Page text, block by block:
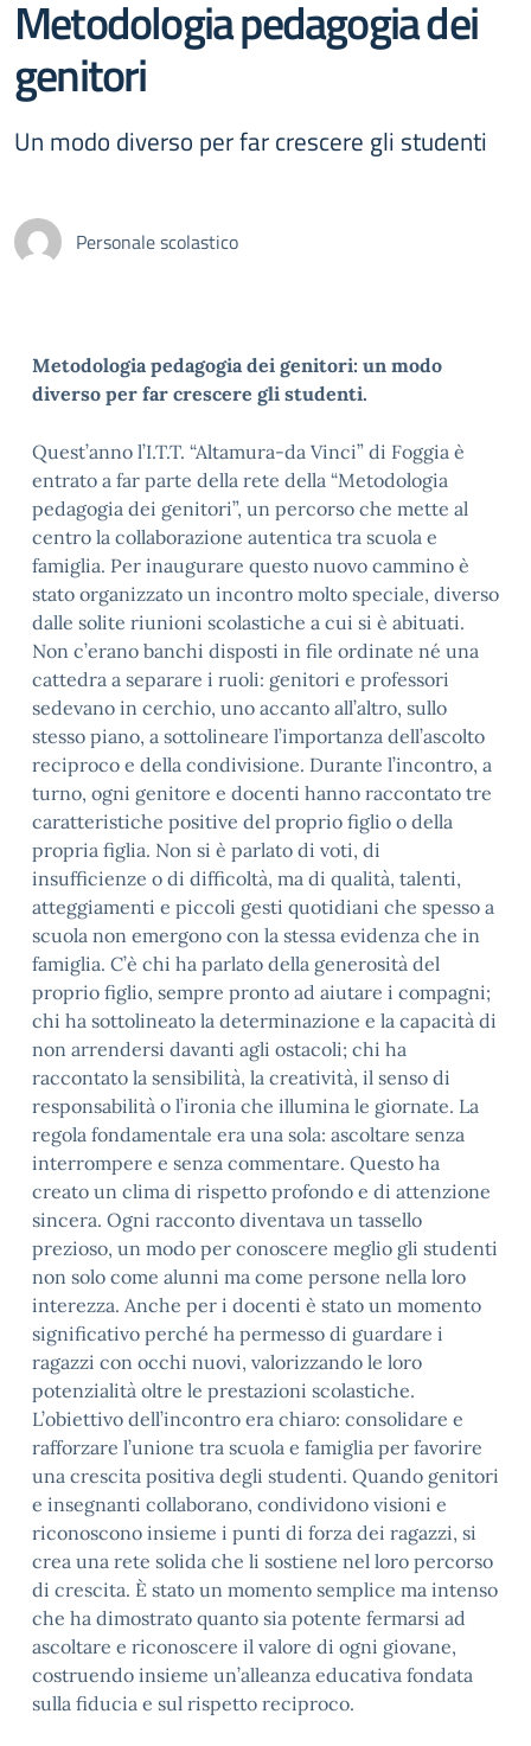
Metodologia pedagogia dei
genitori
Un modo diverso per far crescere gli studenti
Personale scolastico
Metodologia pedagogia dei genitori: un modo
diverso per far crescere gli studenti.
Quest’anno l’I.T.T. “Altamura-da Vinci” di Foggia è
entrato a far parte della rete della “Metodologia
pedagogia dei genitori”, un percorso che mette al
centro la collaborazione autentica tra scuola e
famiglia. Per inaugurare questo nuovo cammino è
stato organizzato un incontro molto speciale, diverso
dalle solite riunioni scolastiche a cui si è abituati.
Non c’erano banchi disposti in file ordinate né una
cattedra a separare i ruoli: genitori e professori
sedevano in cerchio, uno accanto all’altro, sullo
stesso piano, a sottolineare l’importanza dell’ascolto
reciproco e della condivisione. Durante l’incontro, a
turno, ogni genitore e docenti hanno raccontato tre
caratteristiche positive del proprio figlio o della
propria figlia. Non si è parlato di voti, di
insufficienze o di difficoltà, ma di qualità, talenti,
atteggiamenti e piccoli gesti quotidiani che spesso a
scuola non emergono con la stessa evidenza che in
famiglia. C’è chi ha parlato della generosità del
proprio figlio, sempre pronto ad aiutare i compagni;
chi ha sottolineato la determinazione e la capacità di
non arrendersi davanti agli ostacoli; chi ha
raccontato la sensibilità, la creatività, il senso di
responsabilità o l’ironia che illumina le giornate. La
regola fondamentale era una sola: ascoltare senza
interrompere e senza commentare. Questo ha
creato un clima di rispetto profondo e di attenzione
sincera. Ogni racconto diventava un tassello
prezioso, un modo per conoscere meglio gli studenti
non solo come alunni ma come persone nella loro
interezza. Anche per i docenti è stato un momento
significativo perché ha permesso di guardare i
ragazzi con occhi nuovi, valorizzando le loro
potenzialità oltre le prestazioni scolastiche.
L’obiettivo dell’incontro era chiaro: consolidare e
rafforzare l’unione tra scuola e famiglia per favorire
una crescita positiva degli studenti. Quando genitori
e insegnanti collaborano, condividono visioni e
riconoscono insieme i punti di forza dei ragazzi, si
crea una rete solida che li sostiene nel loro percorso
di crescita. È stato un momento semplice ma intenso
che ha dimostrato quanto sia potente fermarsi ad
ascoltare e riconoscere il valore di ogni giovane,
costruendo insieme un’alleanza educativa fondata
sulla fiducia e sul rispetto reciproco.